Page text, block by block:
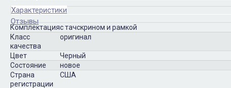
Характеристики
Отзывы
Комплектацияс тачскрином и рамкой
Класс
качества
оригинал
Цвет
Черный
Состояние
новое
Страна
регистрации
США